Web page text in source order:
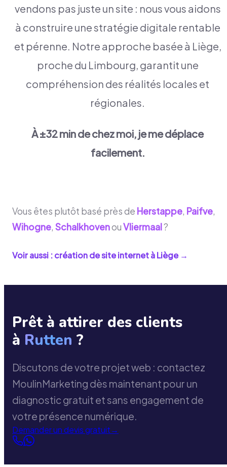
vendons pas juste un site : nous vous aidons
à construire une stratégie digitale rentable
et pérenne. Notre approche basée à Liège,
proche du Limbourg, garantit une
compréhension des réalités locales et
régionales.
À ±32 min de chez moi, je me déplace
facilement.
Vous êtes plutôt basé près de Herstappe, Paifve,
Wihogne, SchalkhovenouVliermaal?
Voir aussi : création de site internet àLiège→
Prêt à attirer des clients
à Rutten ?
Discutons de votre projet web : contactez
MoulinMarketing dès maintenant pour un
diagnostic gratuit et sans engagement de
votre présence numérique.
Demander un devis gratuit→